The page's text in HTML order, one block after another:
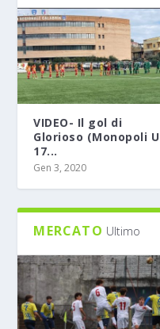
VIDEO- Il gol di
Glorioso (Monopoli U
17...
Gen 3, 2020
MERCATO Ultimo